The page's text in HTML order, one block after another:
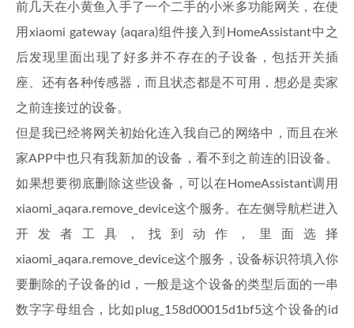
前几天在小黄鱼入手了一个二手的小米多功能网关，在使
用xiaomi gateway (aqara)组件接入到HomeAssistant中之
后发现里面出现了好多并不存在的子设备，包括开关插
座、还有各种传感器，而且状态都是不可用，想必是卖家
之前连接过的设备。
但是我已经将网关初始化连入我自己的网络中，而且在米
家APP中也只有我新加的设备，看不到之前连的旧设备。
如果想要彻底删除这些设备，可以在HomeAssistant调用
xiaomi_aqara.remove_device这个服务。在左侧导航栏进入
开发者工具，找到动作，里面选择
xiaomi_aqara.remove_device这个服务，设备标识符填入你
要删除的子设备的id，一般是这个设备的类型后面的一串
数字字母组合，比如plug_158d00015d1bf5这个设备的id